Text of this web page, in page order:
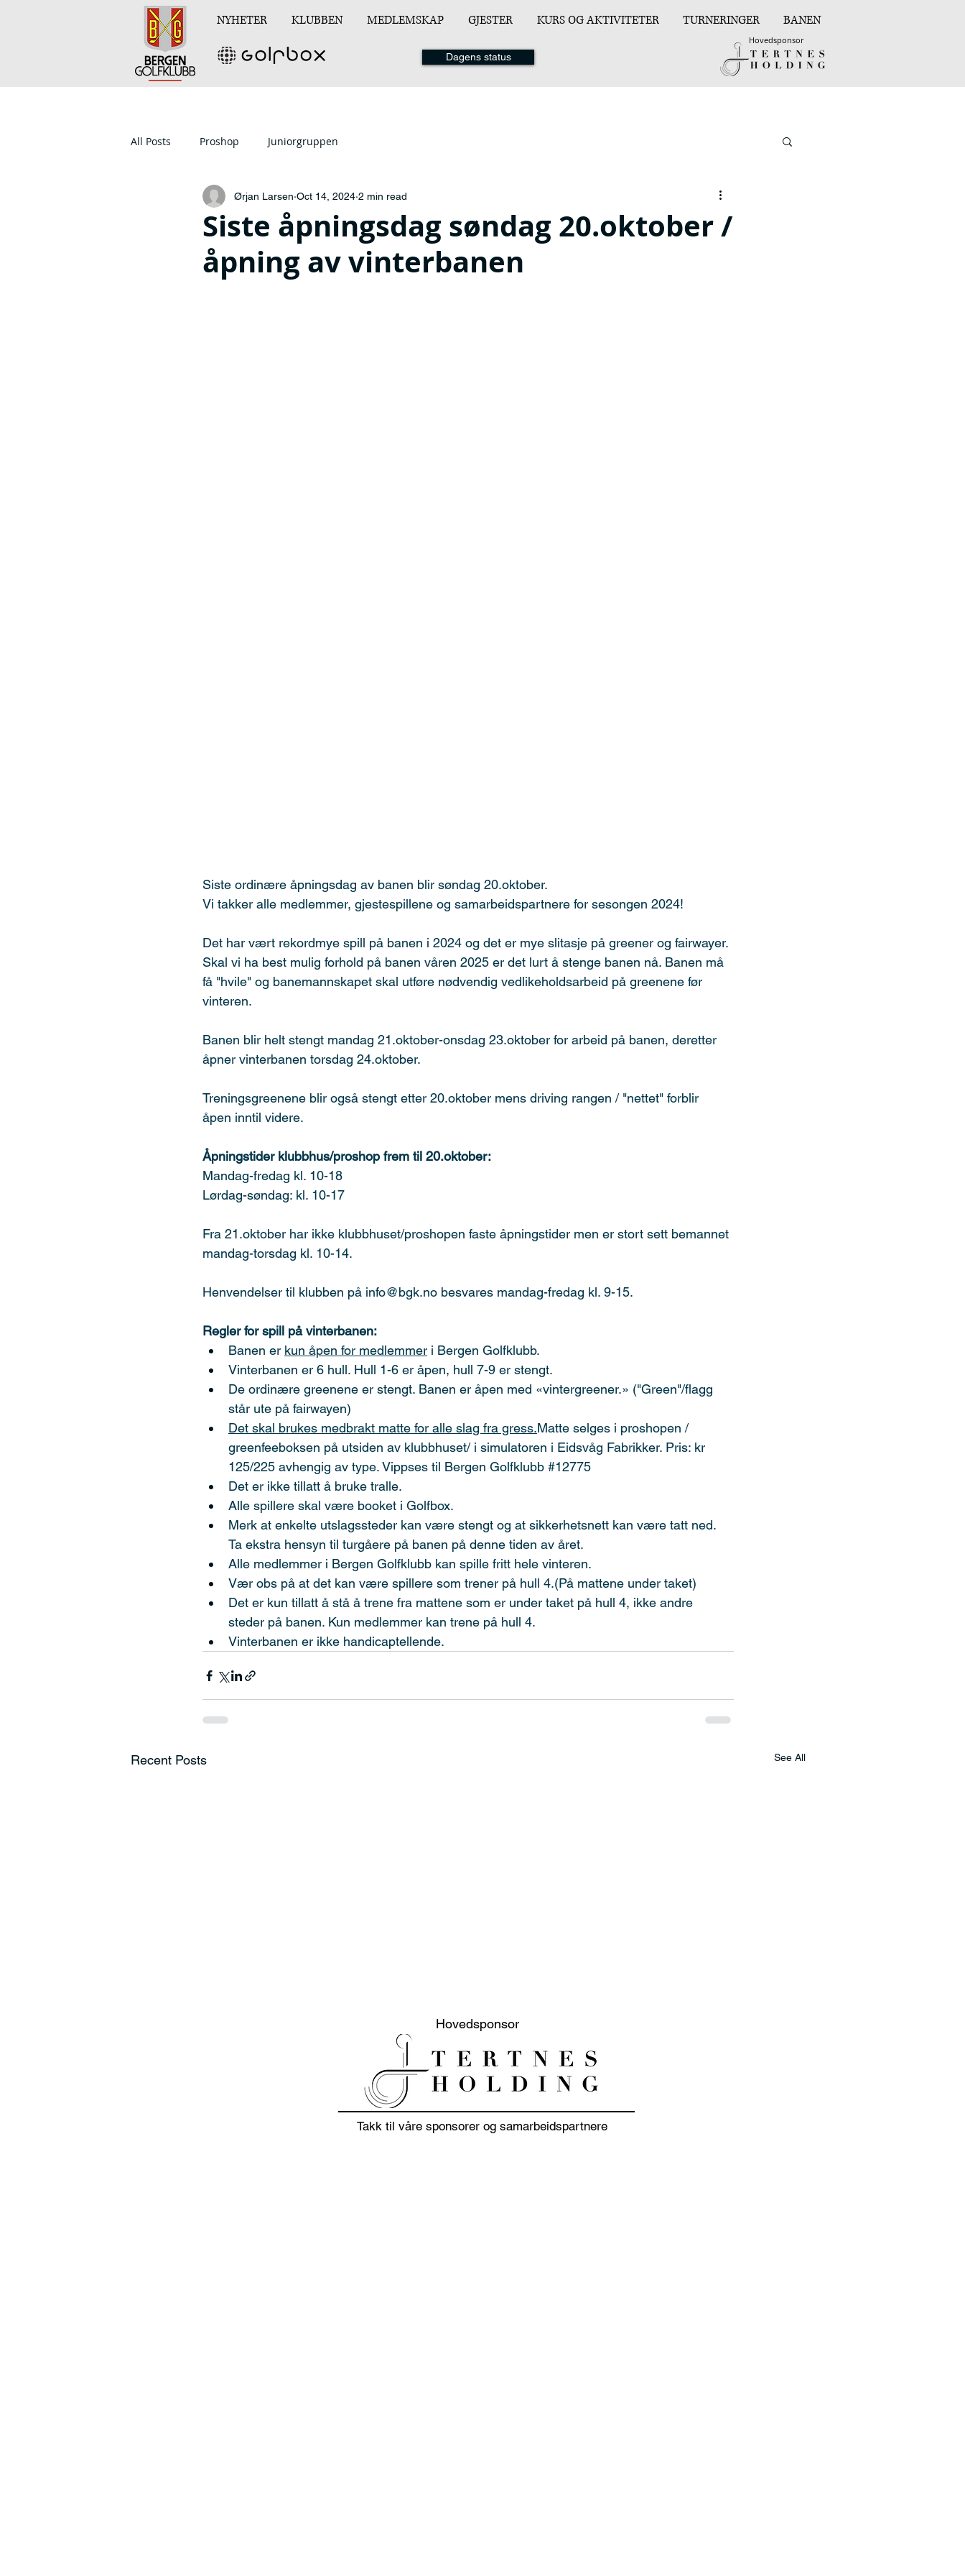
NYHETER KLUBBEN MEDLEMSKAP GJESTER KURS OG AKTIVITETER TURNERINGER BANEN
Dagens status
Hovedsponsor
All Posts Proshop Juniorgruppen
Siste åpningsdag søndag 20.oktober /
åpning av vinterbanen
Ørjan Larsen Oct 14, 2024 2 min read
Siste ordinære åpningsdag av banen blir søndag 20.oktober.
Vi takker alle medlemmer, gjestespillene og samarbeidspartnere for sesongen 2024!
Det har vært rekordmye spill på banen i 2024 og det er mye slitasje på greener og fairwayer.
Skal vi ha best mulig forhold på banen våren 2025 er det lurt å stenge banen nå. Banen må
få "hvile" og banemannskapet skal utføre nødvendig vedlikeholdsarbeid på greenene før
vinteren.
Banen blir helt stengt mandag 21.oktober-onsdag 23.oktober for arbeid på banen, deretter
åpner vinterbanen torsdag 24.oktober.
Treningsgreenene blir også stengt etter 20.oktober mens driving rangen / "nettet" forblir
åpen inntil videre.
Åpningstider klubbhus/proshop frem til 20.oktober:
Mandag-fredag kl. 10-18
Lørdag-søndag: kl. 10-17
Fra 21.oktober har ikke klubbhuset/proshopen faste åpningstider men er stort sett bemannet
mandag-torsdag kl. 10-14.
Henvendelser til klubben på info@bgk.no besvares mandag-fredag kl. 9-15.
Regler for spill på vinterbanen:
Banen er kun åpen for medlemmer i Bergen Golfklubb.
Vinterbanen er 6 hull. Hull 1-6 er åpen, hull 7-9 er stengt.
De ordinære greenene er stengt. Banen er åpen med «vintergreener.» ("Green"/flagg
står ute på fairwayen)
Det skal brukes medbrakt matte for alle slag fra gress.Matte selges i proshopen /
greenfeeboksen på utsiden av klubbhuset/ i simulatoren i Eidsvåg Fabrikker. Pris: kr
125/225 avhengig av type. Vippses til Bergen Golfklubb #12775
Det er ikke tillatt å bruke tralle.
Alle spillere skal være booket i Golfbox.
Merk at enkelte utslagssteder kan være stengt og at sikkerhetsnett kan være tatt ned.
Ta ekstra hensyn til turgåere på banen på denne tiden av året.
Alle medlemmer i Bergen Golfklubb kan spille fritt hele vinteren.
Vær obs på at det kan være spillere som trener på hull 4.(På mattene under taket)
Det er kun tillatt å stå å trene fra mattene som er under taket på hull 4, ikke andre
steder på banen. Kun medlemmer kan trene på hull 4.
Vinterbanen er ikke handicaptellende.
Recent Posts See All
20% sommer salg på klær
Hovedsponsor
Takk til våre sponsorer og samarbeidspartnere